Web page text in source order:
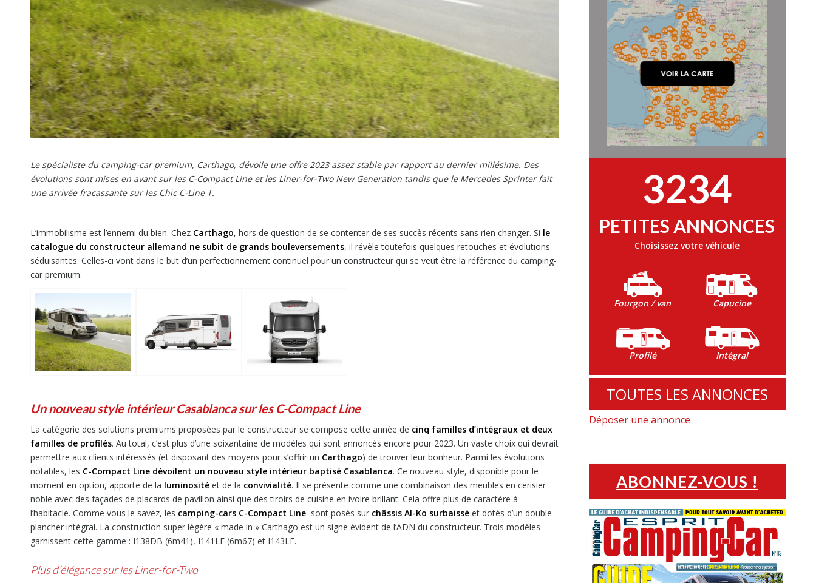
Le spécialiste du camping-car premium, Carthago, dévoile une offre 2023 assez stable par rapport au dernier millésime. Des
évolutions sont mises en avant sur les C-Compact Line et les Liner-for-Two New Generation tandis que le Mercedes Sprinter fait
une arrivée fracassante sur les Chic C-Line T.
L’immobilisme est l’ennemi du bien. Chez Carthago, hors de question de se contenter de ses succès récents sans rien changer. Si le
catalogue du constructeur allemand ne subit de grands bouleversements, il révèle toutefois quelques retouches et évolutions
séduisantes. Celles-ci vont dans le but d’un perfectionnement continuel pour un constructeur qui se veut être la référence du camping-
car premium.
Un nouveau style intérieur Casablanca sur les C-Compact Line
La catégorie des solutions premiums proposées par le constructeur se compose cette année de cinq familles d’intégraux et deux
familles de profilés. Au total, c’est plus d’une soixantaine de modèles qui sont annoncés encore pour 2023. Un vaste choix qui devrait
permettre aux clients intéressés (et disposant des moyens pour s’offrir un Carthago) de trouver leur bonheur. Parmi les évolutions
notables, les C-Compact Line dévoilent un nouveau style intérieur baptisé Casablanca. Ce nouveau style, disponible pour le
moment en option, apporte de la luminosité et de la convivialité. Il se présente comme une combinaison des meubles en cerisier
noble avec des façades de placards de pavillon ainsi que des tiroirs de cuisine en ivoire brillant. Cela offre plus de caractère à
l’habitacle. Comme vous le savez, les camping-cars C-Compact Line sont posés sur châssis Al-Ko surbaissé et dotés d’un double-
plancher intégral. La construction super légère « made in » Carthago est un signe évident de l’ADN du constructeur. Trois modèles
garnissent cette gamme : I138DB (6m41), I141LE (6m67) et I143LE.
Plus d’élégance sur les Liner-for-Two
3234
PETITES ANNONCES
Choisissez votre véhicule
Fourgon / van Capucine
Profilé Intégral
TOUTES LES ANNONCES
Déposer une annonce
ABONNEZ-VOUS !